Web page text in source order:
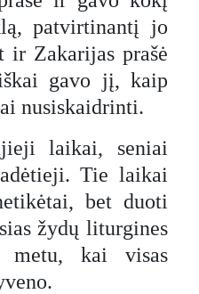
patvirtinantį jo
ir Zakarijas prašė
gavo jį, kaip
nusiskaidrinti.
laikai, seniai
Tie laikai
bet duoti
žydų liturgines
metu, kai visas